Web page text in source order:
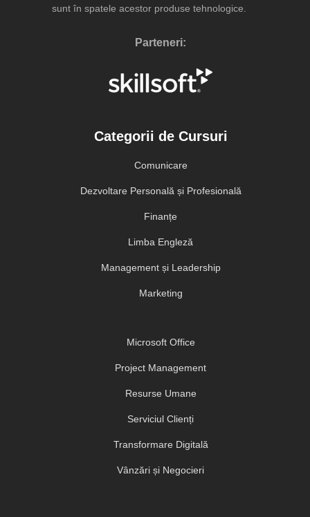
sunt în spatele acestor produse tehnologice.
Parteneri:
Categorii de Cursuri
Comunicare
Dezvoltare Personală și Profesională
Finanțe
Limba Engleză
Management și Leadership
Marketing
Microsoft Office
Project Management
Resurse Umane
Serviciul Clienți
Transformare Digitală
Vânzări și Negocieri